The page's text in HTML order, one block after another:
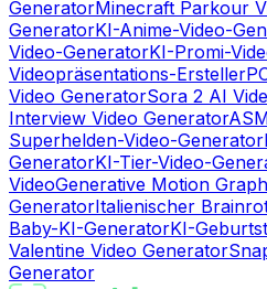
GeneratorMinecraft Parkour
GeneratorKI-Anime-Video-
Video-GeneratorKI-Promi-
Videopräsentations-Ersteller
Video GeneratorSora 2 AI
Interview Video Generator
Superhelden-Video-Generator
GeneratorKI-Tier-Video-
VideoGenerative Motion
GeneratorItalienischer
Baby-KI-GeneratorKI-
Valentine Video Generator
Generator